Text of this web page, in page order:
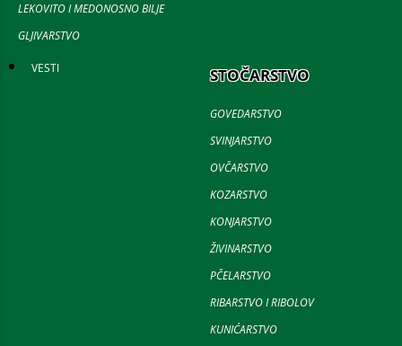
LEKOVITO I MEDONOSNO BILJE
GLJIVARSTVO
VESTI STOČARSTVO
GOVEDARSTVO
SVINJARSTVO
OVČARSTVO
KOZARSTVO
KONJARSTVO
ŽIVINARSTVO
PČELARSTVO
RIBARSTVO I RIBOLOV
KUNIĆARSTVO